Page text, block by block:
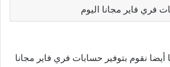
فري فاير مجانا اليوم
أيضا نقوم بتوفير حسابات فري فاير مجانا